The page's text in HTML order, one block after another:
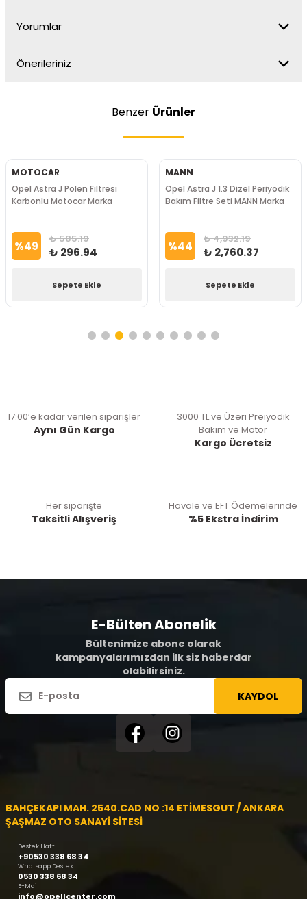
Yorumlar
Önerileriniz
Benzer Ürünler
MOTOCAR
Opel Astra J Polen Filtresi
Karbonlu Motocar Marka
%49 ₺ 585.19
₺ 296.94
Sepete Ekle
MANN
Opel Astra J 1.3 Dizel Periyodik
Bakım Filtre Seti MANN Marka
%44 ₺ 4,932.19
₺ 2,760.37
Sepete Ekle
17:00’e kadar verilen siparişler
Aynı Gün Kargo
3000 TL ve Üzeri Preiyodik
Bakım ve Motor
Kargo Ücretsiz
Her siparişte
Taksitli Alışveriş
Havale ve EFT Ödemelerinde
%5 Ekstra İndirim
E-Bülten Abonelik
Bültenimize abone olarak
kampanyalarımızdan ilk siz haberdar
olabilirsiniz.
KAYDOL
BAHÇEKAPI MAH. 2540.CAD NO :14 ETİMESGUT / ANKARA
ŞAŞMAZ OTO SANAYİ SİTESİ
Destek Hattı
+90530 338 68 34
Whatsapp Destek
0530 338 68 34
E-Mail
info@opellcenter.com